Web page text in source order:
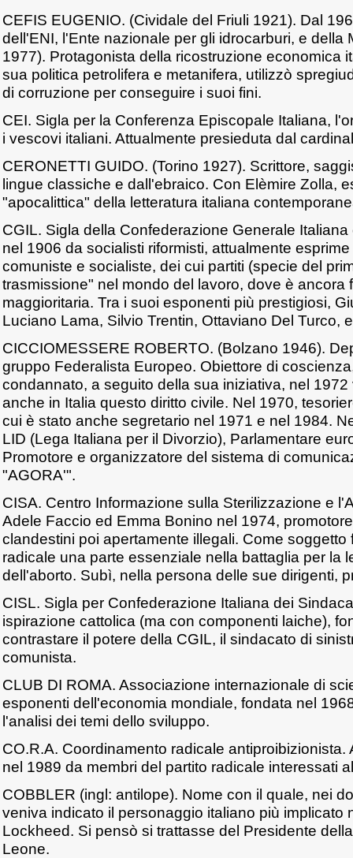
CEFIS EUGENIO. (Cividale del Friuli 1921). Dal
dell'ENI, l'Ente nazionale per gli idrocarburi, e della
1977). Protagonista della ricostruzione economica
sua politica petrolifera e metanifera, utilizzò
di corruzione per conseguire i suoi fini.
CEI. Sigla per la Conferenza Episcopale Italiana,
i vescovi italiani. Attualmente presieduta dal
CERONETTI GUIDO. (Torino 1927). Scrittore,
lingue classiche e dall'ebraico. Con Elèmire Zolla,
"apocalittica" della letteratura italiana
CGIL. Sigla della Confederazione Generale
nel 1906 da socialisti riformisti, attualmente
comuniste e socialiste, dei cui partiti (specie del
trasmissione" nel mondo del lavoro, dove è ancora
maggioritaria. Tra i suoi esponenti più prestigiosi,
Luciano Lama, Silvio Trentin, Ottaviano Del Turco,
CICCIOMESSERE ROBERTO. (Bolzano 1946).
gruppo Federalista Europeo. Obiettore di
condannato, a seguito della sua iniziativa, nel
anche in Italia questo diritto civile. Nel 1970,
cui è stato anche segretario nel 1971 e nel 1984.
LID (Lega Italiana per il Divorzio), Parlamentare
Promotore e organizzatore del sistema di
"AGORA'".
CISA. Centro Informazione sulla Sterilizzazione e
Adele Faccio ed Emma Bonino nel 1974,
clandestini poi apertamente illegali. Come soggetto
radicale una parte essenziale nella battaglia per la
dell'aborto. Subì, nella persona delle sue dirigenti,
CISL. Sigla per Confederazione Italiana dei
ispirazione cattolica (ma con componenti laiche),
contrastare il potere della CGIL, il sindacato di
comunista.
CLUB DI ROMA. Associazione internazionale di
esponenti dell'economia mondiale, fondata nel
l'analisi dei temi dello sviluppo.
CO.R.A. Coordinamento radicale
nel 1989 da membri del partito radicale interessati
COBBLER (ingl: antilope). Nome con il quale, nei
veniva indicato il personaggio italiano più implicato
Lockheed. Si pensò si trattasse del Presidente
Leone.